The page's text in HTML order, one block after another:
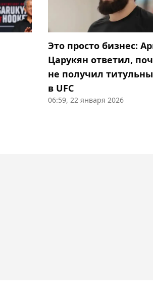
Это просто бизнес:
Царукян ответил,
не получил
в UFC
06:59, 22 января 2026